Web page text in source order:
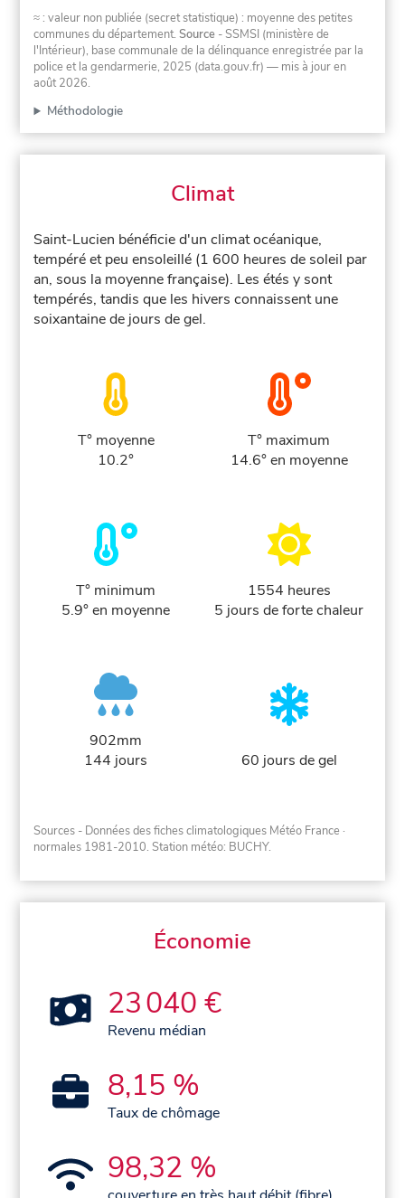
≈ : valeur non publiée (secret statistique) : moyenne des petites
communes du département.Source - SSMSI (ministère de
l'Intérieur), base communale de la délinquance enregistrée par la
police et la gendarmerie, 2025 (data.gouv.fr) — mis à jour en
août 2026.
Méthodologie
Climat
Saint-Lucien bénéficie d'un climat océanique,
tempéré et peu ensoleillé (1 600 heures de soleil par
an, sous la moyenne française). Les étés y sont
tempérés, tandis que les hivers connaissent une
soixantaine de jours de gel.
T° moyenne
10.2°
T° maximum
14.6° en moyenne
T° minimum
5.9° en moyenne
1554 heures
5 jours de forte chaleur
902mm
144 jours
60 jours de gel
Sources - Données des fiches climatologiques Météo France ·
normales 1981-2010. Station météo: BUCHY.
Économie
23 040 €
Revenu médian
8,15 %
Taux de chômage
98,32 %